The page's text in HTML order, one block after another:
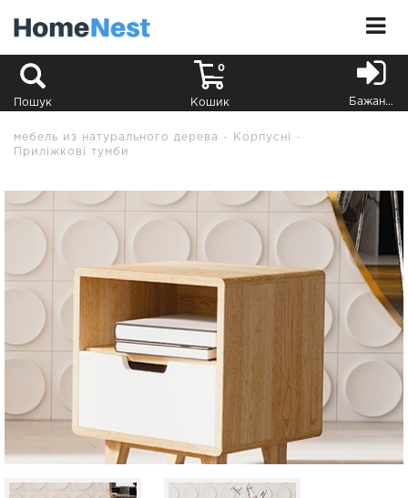
Пошук
0
Кошик Бажання
мебель из натурального дерева
Корпусні
Приліжкові тумби